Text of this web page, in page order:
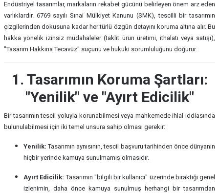
Endüstriyel tasarımlar, markaların rekabet gücünü belirleyen önem arz eden
varlıklardır. 6769 sayılı Sınai Mülkiyet Kanunu (SMK), tescilli bir tasarımın
çizgilerinden dokusuna kadar her türlü özgün detayını koruma altına alır. Bu
hakka yönelik izinsiz müdahaleler (taklit ürün üretimi, ithalatı veya satışı),
"Tasarım Hakkına Tecavüz" suçunu ve hukuki sorumluluğunu doğurur.
1. Tasarımın Koruma Şartları:
"Yenilik" ve "Ayırt Edicilik"
Bir tasarımın tescil yoluyla korunabilmesi veya mahkemede ihlal iddiasında
bulunulabilmesi için iki temel unsura sahip olması gerekir:
Yenilik: Tasarımın aynısının, tescil başvuru tarihinden önce dünyanın
hiçbir yerinde kamuya sunulmamış olmasıdır.
Ayırt Edicilik: Tasarımın "bilgili bir kullanıcı" üzerinde bıraktığı genel
izlenimin, daha önce kamuya sunulmuş herhangi bir tasarımdan